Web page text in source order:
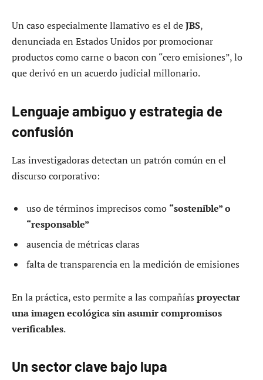
Un caso especialmente llamativo es el deJBS,
denunciada en Estados Unidos por promocionar
productos como carne o bacon con “cero emisiones”, lo
que derivó en un acuerdo judicial millonario.
Lenguaje ambiguo y estrategia de
confusión
Las investigadoras detectan un patrón común en el
discurso corporativo:
uso de términos imprecisos como “sostenible” o
“responsable”
ausencia de métricas claras
falta de transparencia en la medición de emisiones
En la práctica, esto permite a las compañías proyectar
una imagen ecológica sin asumir compromisos
verificables.
Un sector clave bajo lupa